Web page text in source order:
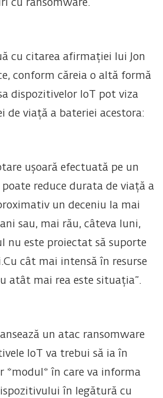
cu ransomware.
cu citarea afirmației lui Jon
conform căreia o altă formă
dispozitivelor IoT pot viza
de viață a bateriei acestora:
ușoară efectuată pe un
reduce durata de viață a
un deceniu la mai
sau, mai rău, câteva luni,
nu este proiectat să suporte
cât mai intensă în resurse
atât mai rea este situația”.
un atac ransomware
IoT va trebui să ia în
*modul* în care va informa
în legătură cu